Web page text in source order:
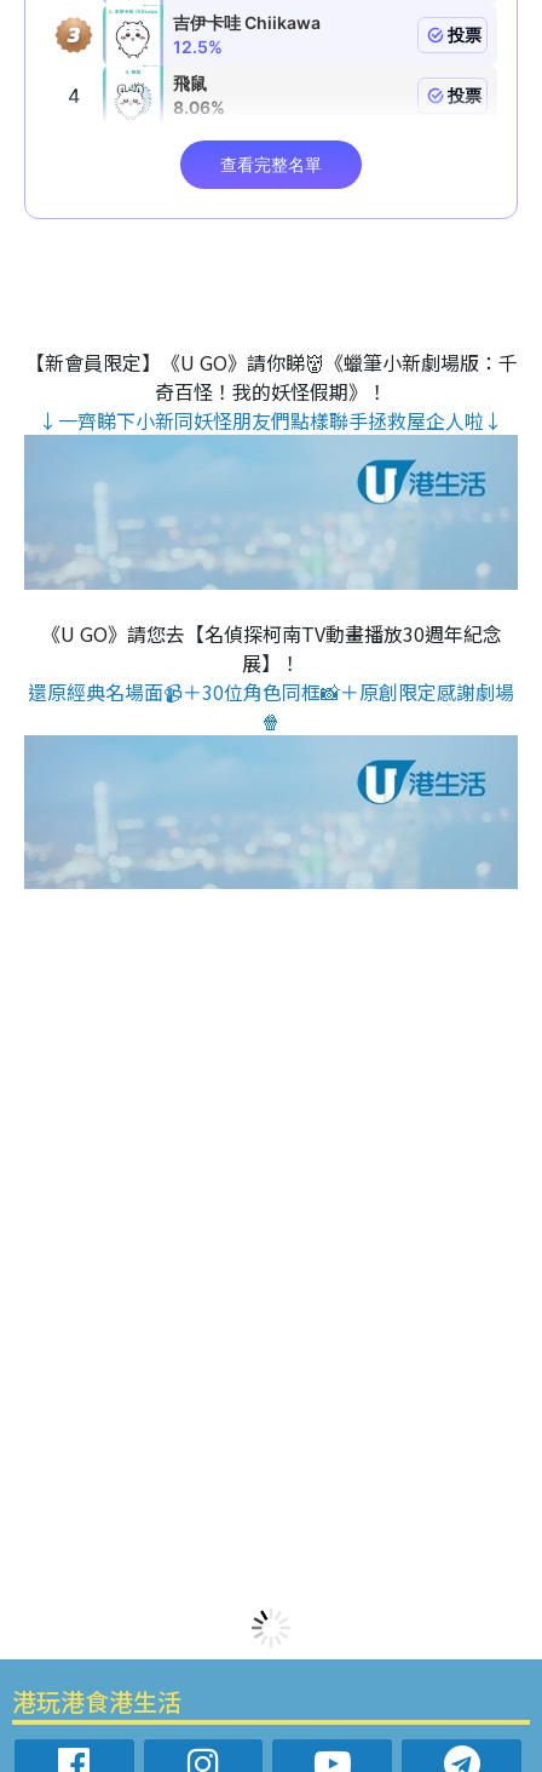
【新會員限定】《U GO》請你睇👹《蠟筆小新劇場版：千
奇百怪！我的妖怪假期》！
↓一齊睇下小新同妖怪朋友們點樣聯手拯救屋企人啦↓
《U GO》請您去【名偵探柯南TV動畫播放30週年紀念
展】！
還原經典名場面📹＋30位角色同框📸＋原創限定感謝劇場
🍿
港玩港食港生活